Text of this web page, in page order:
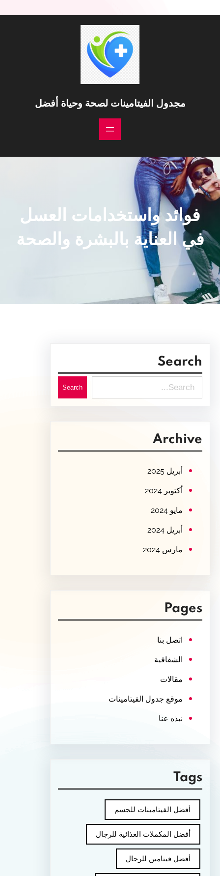
مجدول الفيتامينات لصحة وحياة أفضل
فوائد واستخدامات العسل
في العناية بالبشرة والصحة
Search
e
c
Search
Archive
أبريل 2025
أكتوبر 2024
مايو 2024
أبريل 2024
مارس 2024
Pages
اتصل بنا
الشفافية
مقالات
موقع جدول الفيتامينات
نبذه عنا
Tags
أفضل الفيتامينات للجسم
أفضل المكملات الغذائية للرجال
أفضل فيتامين للرجال